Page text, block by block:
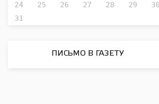
24
25 26 27 28 29
30
31
ПИСЬМО В ГАЗЕТУ